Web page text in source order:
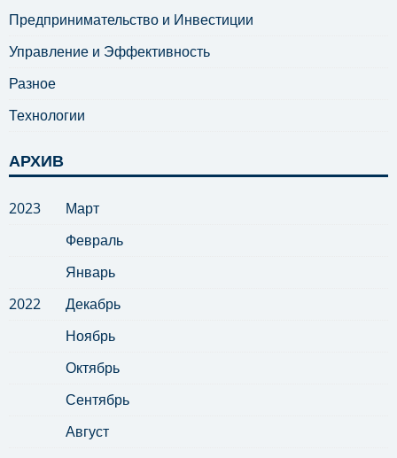
Предпринимательство и Инвестиции
Управление и Эффективность
Разное
Технологии
АРХИВ
2023
Март
Февраль
Январь
2022
Декабрь
Ноябрь
Октябрь
Сентябрь
Август